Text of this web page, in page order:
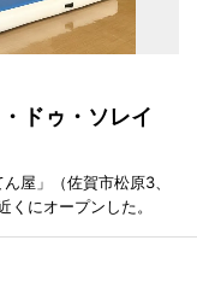
ドゥ・ソレイ
屋」（佐賀市松原3、
にオープンした。